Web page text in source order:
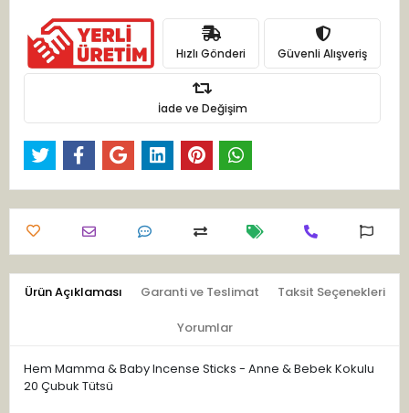
Hızlı Gönderi Güvenli Alışveriş
İade ve Değişim
Ürün Açıklaması Garanti ve Teslimat Taksit Seçenekleri
Yorumlar
Hem Mamma & Baby Incense Sticks - Anne & Bebek Kokulu
20 Çubuk Tütsü